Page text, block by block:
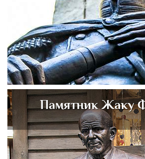
Памятник Жаку